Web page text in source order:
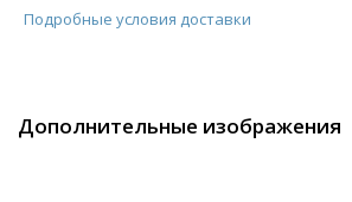
Подробные условия доставки
Дополнительные изображения